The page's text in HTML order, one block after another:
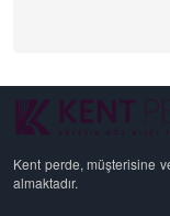
Kent perde, müşterisine
almaktadır.